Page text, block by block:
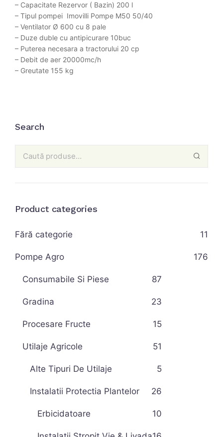
– Capacitate Rezervor ( Bazin) 200 l
– Tipul pompei Imovilli Pompe M50 50/40
– Ventilator Ø 600 cu 8 pale
– Duze duble cu antipicurare 10buc
– Puterea necesara a tractorului 20 cp
– Debit de aer 20000mc/h
– Greutate 155 kg
Search
Product categories
Fără categorie 11
Pompe Agro 176
Consumabile Si Piese 87
Gradina 23
Procesare Fructe 15
Utilaje Agricole 51
Alte Tipuri De Utilaje 5
Instalatii Protectia Plantelor 26
Erbicidatoare 10